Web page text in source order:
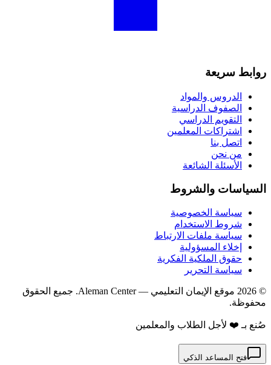
روابط سريعة
الدروس والمواد
الصفوف الدراسية
التقويم الدراسي
اشتراكات المعلمين
اتصل بنا
من نحن
الأسئلة الشائعة
السياسات والشروط
سياسة الخصوصية
شروط الاستخدام
سياسة ملفات الارتباط
إخلاء المسؤولية
حقوق الملكية الفكرية
سياسة التحرير
©
2026 موقع الإيمان التعليمي
— Aleman Center. جميع الحقوق
محفوظة.
صُنع بـ ❤️ لأجل الطلاب والمعلمين
فتح المساعد الذكي